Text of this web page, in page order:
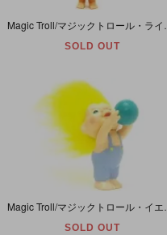
SOLD OUT
SOLD OUT